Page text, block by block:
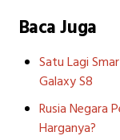
Baca Juga
Satu Lagi
Galaxy S8
Rusia Negara
Harganya?